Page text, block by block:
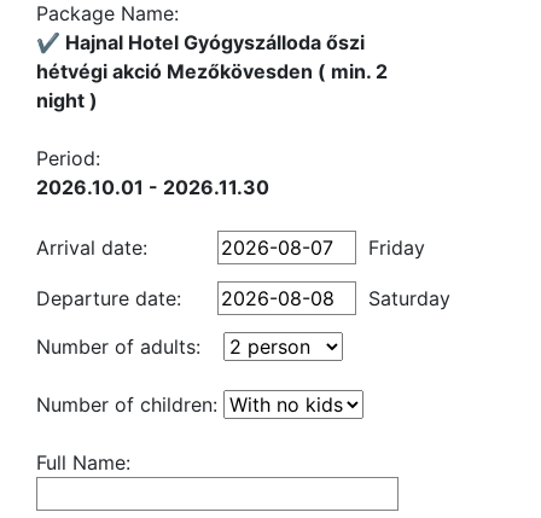
Package Name:
✔️ Hajnal Hotel Gyógyszálloda őszi
hétvégi akció Mezőkövesden ( min. 2
night )
Period:
2026.10.01 - 2026.11.30
Arrival date: Friday
Departure date:
Saturday
Number of adults:
Number of children:
Full Name: